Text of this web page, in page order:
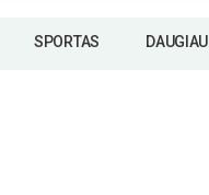
SPORTAS DAUGIAU